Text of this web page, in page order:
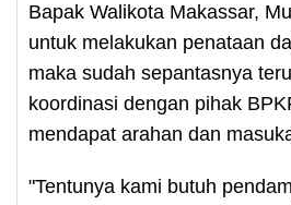
Bapak Walikota Makassar,
untuk melakukan penataan
maka sudah sepantasnya
koordinasi dengan pihak
mendapat arahan dan
"Tentunya kami butuh